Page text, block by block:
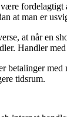
fordelagtigt
at man er
at når en
Handler
betalinger
tidsrum.